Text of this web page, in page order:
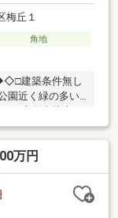
梅丘１
角地
建築条件無し
園近く緑の多い
店まで【0120-
万円